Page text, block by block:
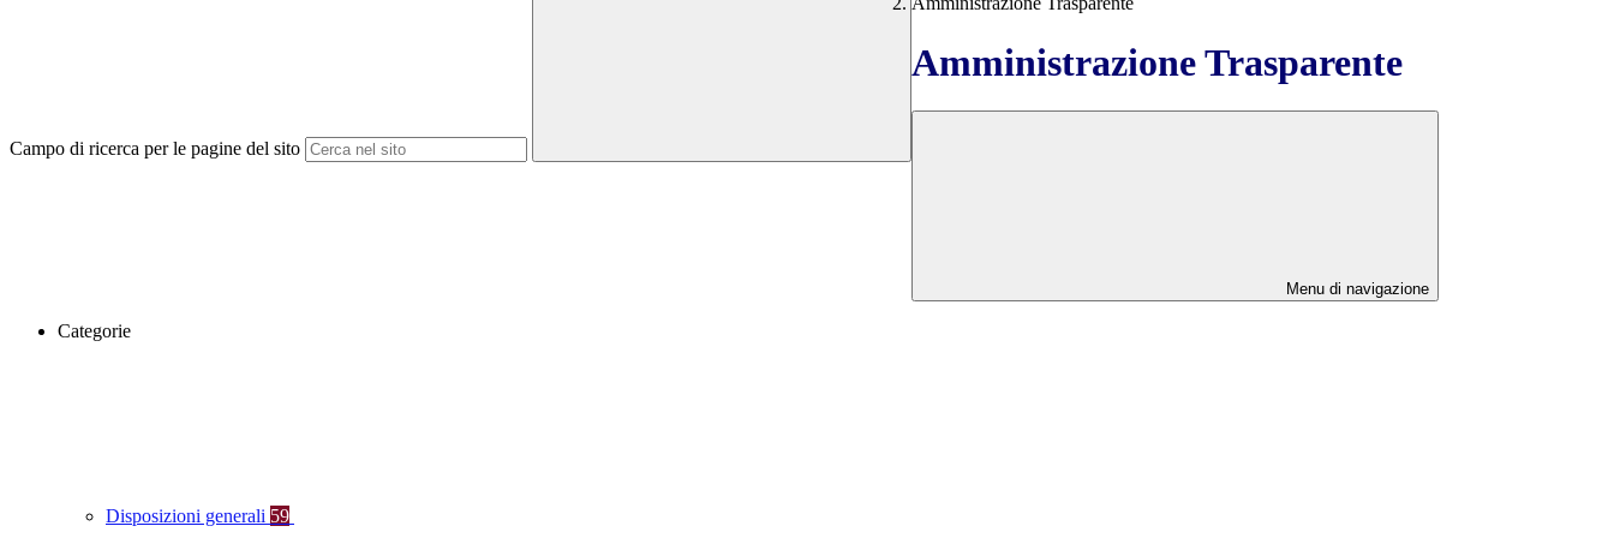
Campo di ricerca per le pagine del sito
Amministrazione Trasparente
Menu di navigazione
Categorie
Disposizioni generali 59